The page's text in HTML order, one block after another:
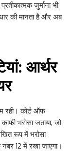
जुर्माना भी
की मानता है और अब
आर्थर
रही। कोर्ट ऑफ
भरोसा जताया, जो
रूप में भरोसा
12 में रखा जाएगा।